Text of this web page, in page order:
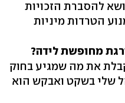
להסברת הזכויות
הטרדות מיניות
מחופשת לידה?
שלי בשקט ואבקש הוא